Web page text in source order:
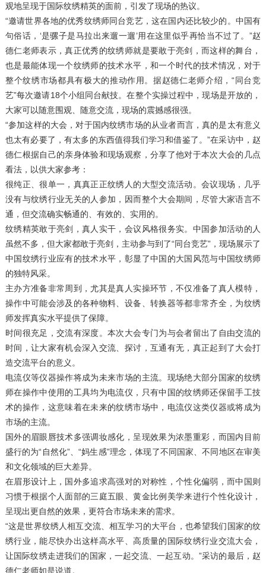
观地呈现于国际纹绣精英的面前，引发了现场的热议。
“邀请世界各地的优秀纹绣师同台竞艺，这在国内还比较少的。中国有
句俗话，‘是骡子是马拉出来遛一遛’用在这里似乎再恰当不过了。”赵
德仁老师表示，真正优秀的纹绣师就是要敢于亮剑，而这样的舞台，
也是最能体现一个纹绣师的技术水平，和一个时代的技术情况，对于
整个纹绣市场都具有极大的推动作用。据赵德仁老师介绍，“同台竞
艺”每次邀请18个小组同台献技。在整个实操过程中，现场是开放的，
大家可以随意围观、随意交流，现场的震撼感很强。
“参加这样的大会，对于国内纹绣市场的从业者而言，真的是太有意义
也太有必要了，有太多的东西值得我们学习和借鉴了。”在采访中，赵
德仁根据自己的亲身体验和现场观察，分享了他对于本次大会的几点
看法，以供大家参考：
很纯正、很单一，真真正正纹绣人的大型交流活动。会议现场，几乎
没有与纹绣行业无关的人参加，因而整个大会期间，尽管大家语言不
通，但交流确实畅通的、有效的、实用的。
纹绣精英敢于亮剑，真人实干，会议风格很务实。中国参加活动的人
虽然不多，但大家都敢于亮剑，主动参与到了“同台竞艺”，现场展示了
中国纹绣行业应有的技术水平，彰显了中国的大国风范与中国纹绣师
的独特风采。
主办方准备非常周到，尤其是真人实操环节，不仅准备了真人模特，
操作中可能会涉及的各种物料、设备、转换器等都非常齐全，为纹绣
师发挥真实水平提供了保障。
时间很充足，交流有深度。本次大会专门为与会者留出了自由交流的
时间，让大家有机会深入交流、探讨，互通有无，真正起到了大会打
造交流平台的意义。
电流仪等仪器操作将成为未来市场的主流。现场绝大部分国家的纹绣
师在操作中使用的工具均为电流仪，只有中国的纹绣师还保留手工技
术的操作，这意味着在未来的纹绣市场中，电流仪这类仪器或将成为
市场的主流。
国外的眉眼唇技术多强调妆感化，呈现效果为浓墨重彩，而国内目前
盛行的为“自然化”、“妈生感”理念，体现了不同国家、不同地区在审美
和文化领域的巨大差异。
在眉形设计上，国外多追求高强对的对称性，个性化偏弱，而中国则
习惯于根据个人面部的三庭五眼、黄金比例美学来进行个性化设计，
呈现出更自然的效果，更符合市场未来的需求。
“这是世界纹绣人相互交流、相互学习的大平台，也希望我们国家的纹
绣行业，能尽快办出这样高水平、高质量的国际纹绣行业交流大会，
让国际纹绣走进我们的国家，一起交流、一起互动。”采访的最后，赵
德仁老师如是说道。